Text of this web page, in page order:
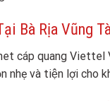
Bà Rịa Vũng
cáp quang
nhẹ và tiện lợi cho